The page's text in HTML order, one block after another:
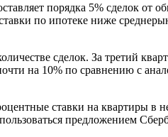
порядка 5% сделок от
по ипотеке ниже
сделок. За третий
на 10% по сравнению с
ставки на квартиры в
предложением